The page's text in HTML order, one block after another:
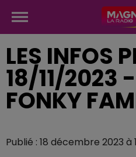
LES INFOS
18/11/2023
FONKY
Publié : 18 décembre 2023 à